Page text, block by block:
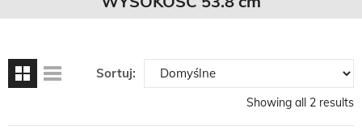
Sortuj:
Showing all 2 results